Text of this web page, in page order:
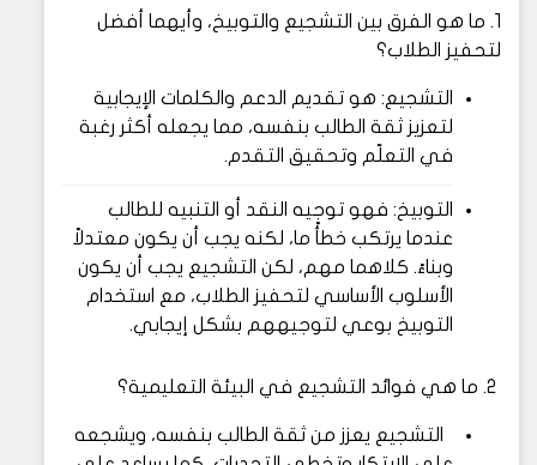
1. ما هو الفرق بين التشجيع والتوبيخ، وأيهما أفضل
لتحفيز الطلاب؟
التشجيع: هو تقديم الدعم والكلمات الإيجابية
لتعزيز ثقة الطالب بنفسه، مما يجعله أكثر رغبة
في التعلّم وتحقيق التقدم.
التوبيخ: فهو توجيه النقد أو التنبيه للطالب
عندما يرتكب خطأً ما، لكنه يجب أن يكون معتدلاً
وبناءً. كلاهما مهم، لكن التشجيع يجب أن يكون
الأسلوب الأساسي لتحفيز الطلاب، مع استخدام
التوبيخ بوعي لتوجيههم بشكل إيجابي.
التشجيع يعزز من ثقة الطالب بنفسه، ويشجعه